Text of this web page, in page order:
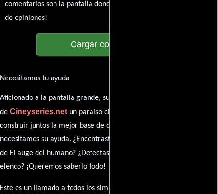
comentarios son la pantalla donde se proyecta nuestra diversidad
de opiniones!
Cargar comentarios
Necesitamos tu ayuda
Aficionado a la pantalla grande, su participación es clave para hacer
de Cineyseries.netun paraíso cinéfilo completo. Queremos
construir juntos la mejor base de datos cinematográfica, pero
necesitamos su ayuda. ¿Encontraste algún dato faltante en la ficha
de El auge del humano? ¿Detectaste algún error en la sinopsis o el
elenco? ¡Queremos saberlo todo!
Este es un llamado a todos los simpatizantes del cine: contribuyan